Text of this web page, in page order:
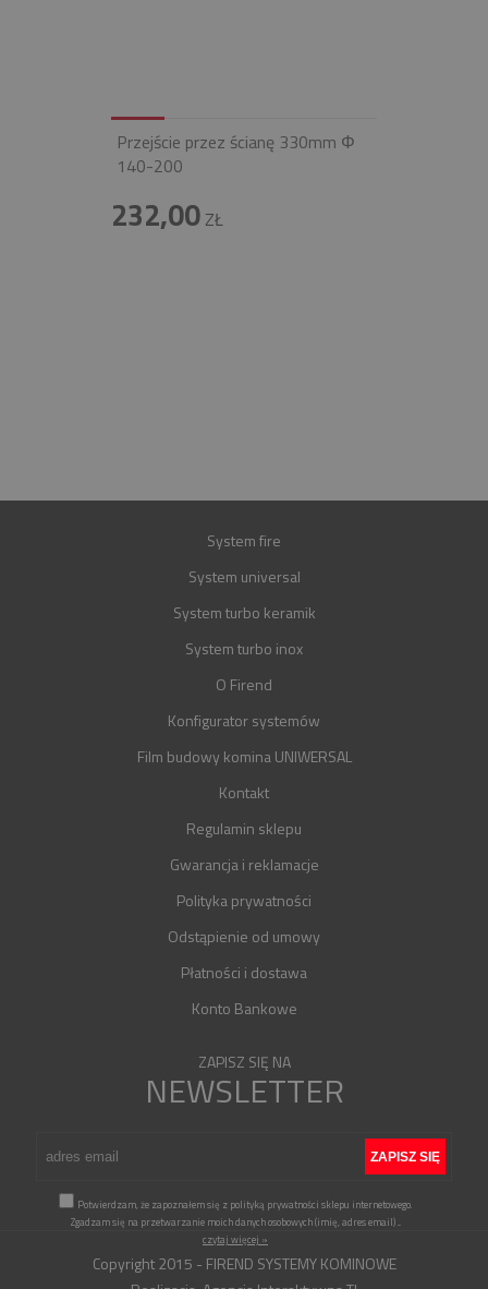
Przejście przez ścianę 330mm Φ
140-200
232,00ZŁ
System fire
System universal
System turbo keramik
System turbo inox
O Firend
Konfigurator systemów
Film budowy komina UNIWERSAL
Kontakt
Regulamin sklepu
Gwarancja i reklamacje
Polityka prywatności
Odstąpienie od umowy
Płatności i dostawa
Konto Bankowe
ZAPISZ SIĘ NA
NEWSLETTER
Potwierdzam, że zapoznałem się z polityką prywatności sklepu internetowego.
Zgadzam się na przetwarzanie moich danych osobowych (imię, adres email)...
czytaj więcej »
Copyright 2015 - FIREND SYSTEMY KOMINOWE